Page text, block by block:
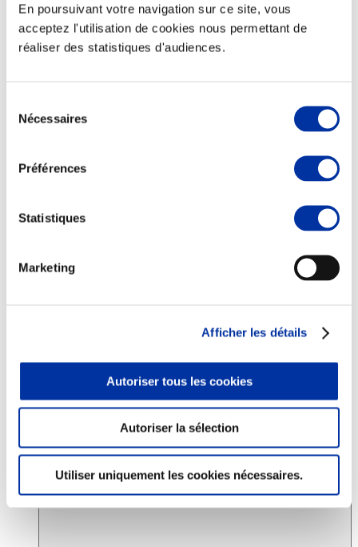
En poursuivant votre navigation sur ce site, vous
acceptez l'utilisation de cookies nous permettant de
réaliser des statistiques d'audiences.
Nécessaires
Préférences
Statistiques
Marketing
Afficher les détails
Autoriser tous les cookies
Autoriser la sélection
Utiliser uniquement les cookies nécessaires.
Consommation
Viandes et santé
Juste rémunération et attractivité des métiers
Sources d’information
Accords